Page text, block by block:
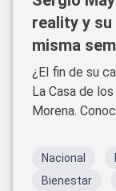
reality y
misma
¿El fin de su
La Casa de
Morena.
Nacional
Bienestar